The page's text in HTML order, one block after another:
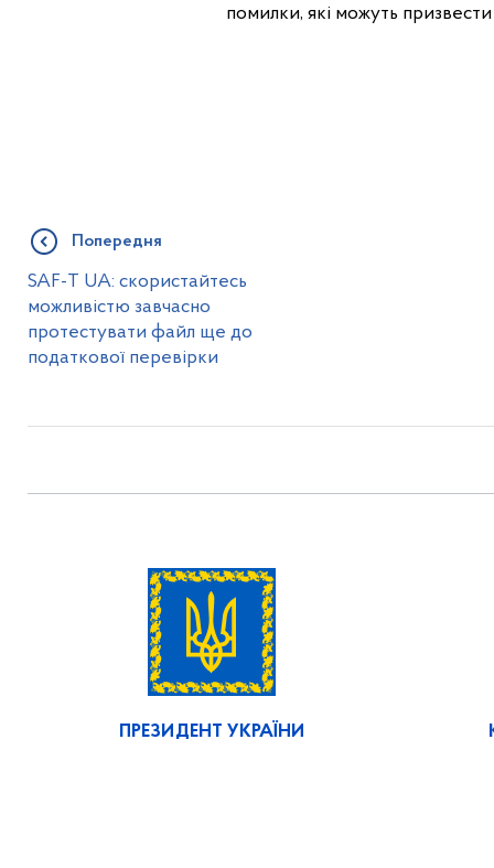
помилки, які можуть
Попередня
SAF-T UA: скористайтесь
можливістю завчасно
протестувати файл ще до
податкової перевірки
ПРЕЗИДЕНТ УКРАЇНИ